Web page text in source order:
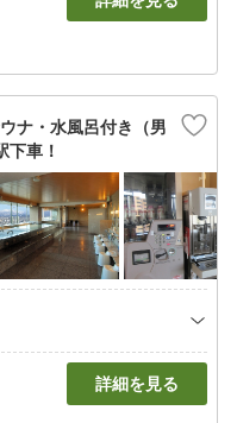
ナ・水風呂付き（男
車！
詳細を見る